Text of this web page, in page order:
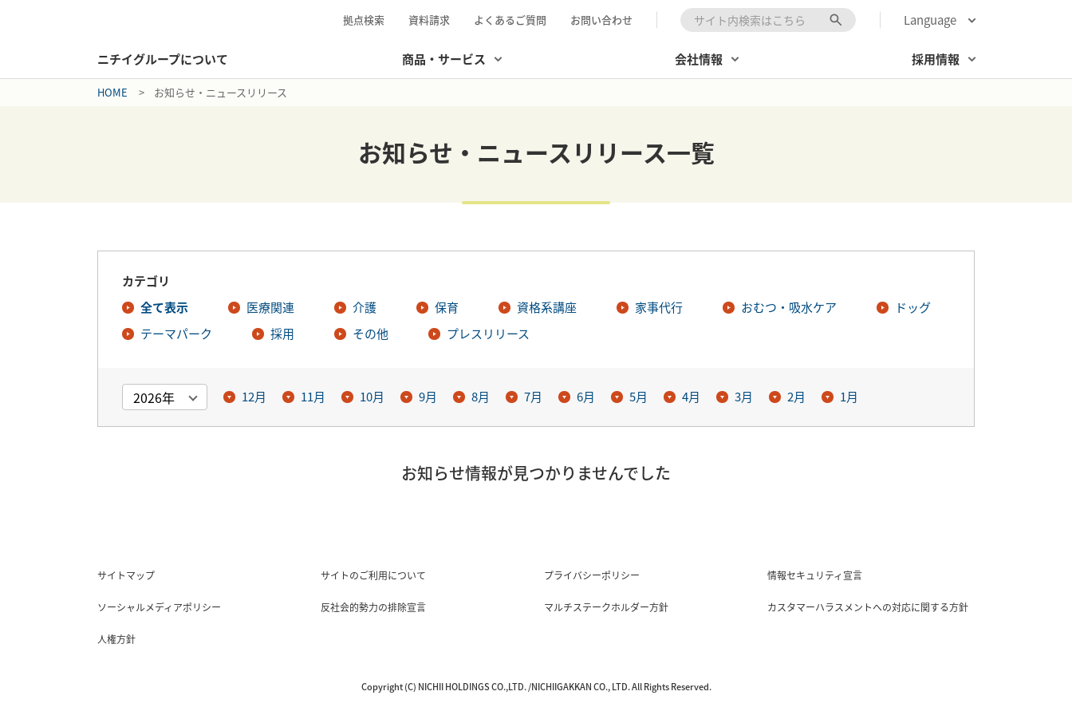
ニチイグループについて 商品・サービス 会社情報 採用情報
拠点検索 資料請求 よくあるご質問 お問い合わせ 検索キーワード入力 Language
HOME お知らせ・ニュースリリース
お知らせ・ニュースリリース一覧
カテゴリ
全て表示
医療関連 介護 保育 資格系講座 家事代行 おむつ・吸水ケア
ドッグ
テーマパーク
採用 その他 プレスリリース
12月 11月 10月 9月 8月 7月 6月 5月 4月 3月 2月 1月
お知らせ情報が見つかりませんでした
サイトマップ サイトのご利用について プライバシーポリシー 情報セキュリティ宣言
ソーシャルメディアポリシー 反社会的勢力の排除宣言 マルチステークホルダー方針 カスタマーハラスメントへの対応に関する方針
人権方針
Copyright (C) NICHII HOLDINGS CO.,LTD. /NICHIIGAKKAN CO., LTD. All Rights Reserved.